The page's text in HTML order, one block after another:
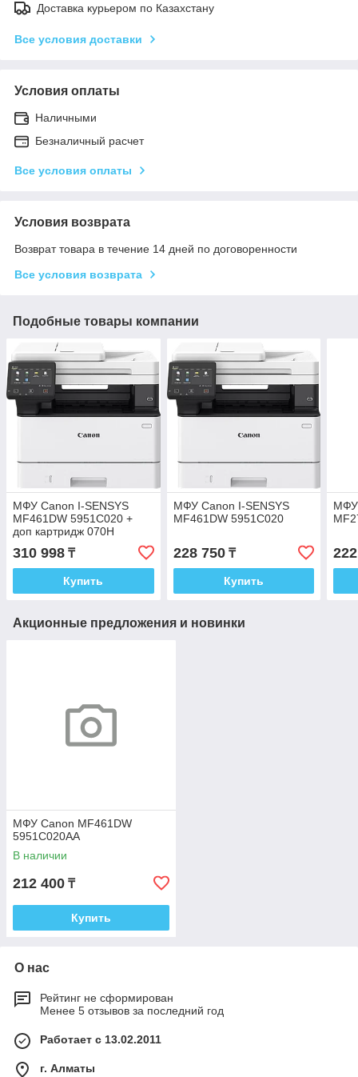
Доставка курьером по Казахстану
Все условия доставки
Условия оплаты
Наличными
Безналичный расчет
Все условия оплаты
Условия возврата
Возврат товара в течение 14 дней по договоренности
Все условия возврата
Подобные товары компании
МФУ Canon I-SENSYS
MF461DW 5951C020 +
доп картридж 070H
310 998 ₸
Купить
МФУ Canon I-SENSYS
MF461DW 5951C020
228 750₸
Купить
МФУ
Акционные предложения и новинки
МФУ Canon MF461DW
5951C020AA
В наличии
212 400 ₸
Купить
О нас
Рейтинг не сформирован
Менее 5 отзывов за последний год
Работает с 13.02.2011
г. Алматы